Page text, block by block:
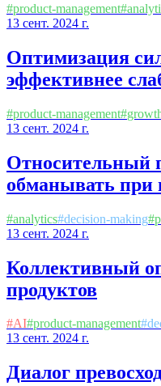
#product-management#
13 сент. 2024 г.
Оптимизация
эффективнее
#product-management#
13 сент. 2024 г.
Относительный
обманывать
#analytics#decision-making#
13 сент. 2024 г.
Коллективный
продуктов
#AI#product-management#
13 сент. 2024 г.
Диалог